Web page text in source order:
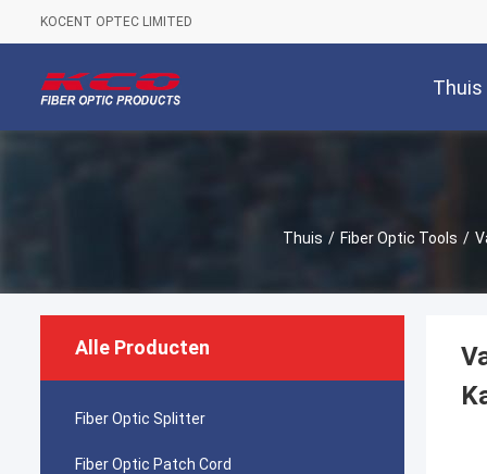
KOCENT OPTEC LIMITED
Thuis
Thuis / Fiber Optic Tools /
Alle Producten
Fiber Optic Splitter
Fiber Optic Patch Cord